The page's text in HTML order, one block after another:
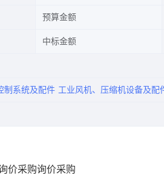
预算金额
中标金额
制系统及配件 工业风机、压缩机设备及配
价采购询价采购